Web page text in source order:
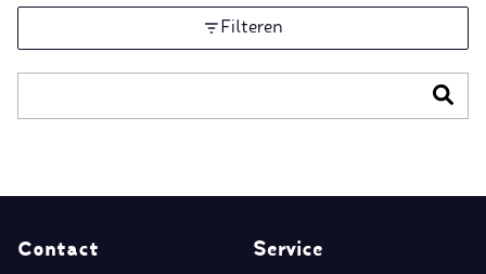
Filteren
Contact Service